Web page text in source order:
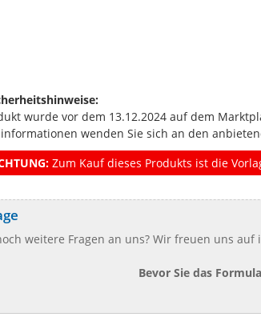
wurde vor dem 13.12.2024 auf dem
wenden Sie sich an den
Zum Kauf dieses Produkts ist die
weitere Fragen an uns? Wir freuen uns auf
Bevor Sie das